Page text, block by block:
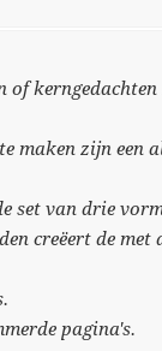
of
maken zijn
set van drie
creëert de met
pagina's.